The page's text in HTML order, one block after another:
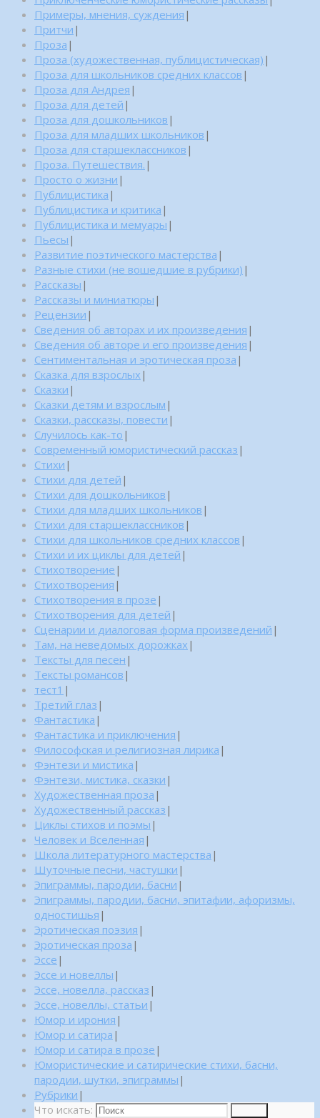
Примеры, мнения, суждения |
Притчи |
Проза |
Проза (художественная, публицистическая) |
Проза для школьников средних классов |
Проза для Андрея |
Проза для детей |
Проза для дошкольников |
Проза для младших школьников |
Проза для старшеклассников |
Проза. Путешествия. |
Просто о жизни |
Публицистика |
Публицистика и критика |
Публицистика и мемуары |
Пьесы |
Развитие поэтического мастерства |
Разные стихи (не вошедшие в рубрики) |
Рассказы |
Рассказы и миниатюры |
Рецензии |
Сведения об авторах и их произведения |
Сведения об авторе и его произведения |
Сентиментальная и эротическая проза |
Сказка для взрослых |
Сказки |
Сказки детям и взрослым |
Сказки, рассказы, повести |
Случилось как-то |
Современный юмористический рассказ |
Стихи |
Стихи для детей |
Стихи для дошкольников |
Стихи для младших школьников |
Стихи для старшеклассников |
Стихи для школьников средних классов |
Стихи и их циклы для детей |
Стихотворение |
Стихотворения |
Стихотворения в прозе |
Стихотворения для детей |
Сценарии и диалоговая форма произведений |
Там, на неведомых дорожках |
Тексты для песен |
Тексты романсов |
тест1 |
Третий глаз |
Фантастика |
Фантастика и приключения |
Философская и религиозная лирика |
Фэнтези и мистика |
Фэнтези, мистика, сказки |
Художественная проза |
Художественный рассказ |
Циклы стихов и поэмы |
Человек и Вселенная |
Школа литературного мастерства |
Шуточные песни, частушки |
Эпиграммы, пародии, басни |
Эпиграммы, пародии, басни, эпитафии, афоризмы,
одностишья |
Эротическая поэзия |
Эротическая проза |
Эссе |
Эссе и новеллы |
Эссе, новелла, рассказ |
Эссе, новеллы, статьи |
Юмор и ирония |
Юмор и сатира |
Юмор и сатира в прозе |
Юмористические и сатирические стихи, басни,
пародии, шутки, эпиграммы |
Рубрики |
Что искать: